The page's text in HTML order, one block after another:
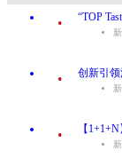
. “TOP
. 创新引
. 【